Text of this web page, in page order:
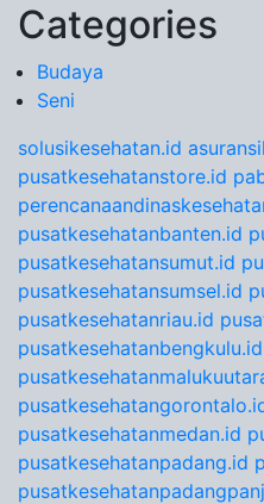
Categories
Budaya
Seni
solusikesehatan.id
pusatkesehatanstore.id
pusatkesehatanbanten.id
pusatkesehatansumut.id
pusatkesehatansumsel.id
pusatkesehatanriau.id
pusatkesehatanbengkulu.id
pusatkesehatanmedan.id
pusatkesehatanpadang.id